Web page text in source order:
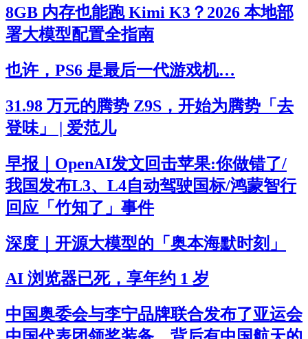
8GB 内存也能跑 Kimi K3？2026 本地部
署大模型配置全指南
也许，PS6 是最后一代游戏机…
31.98 万元的腾势 Z9S，开始为腾势「去
登味」 | 爱范儿
早报｜OpenAI发文回击苹果:你做错了/
我国发布L3、L4自动驾驶国标/鸿蒙智行
回应「竹知了」事件
深度｜开源大模型的「奥本海默时刻」
AI 浏览器已死，享年约 1 岁
中国奥委会与李宁品牌联合发布了亚运会